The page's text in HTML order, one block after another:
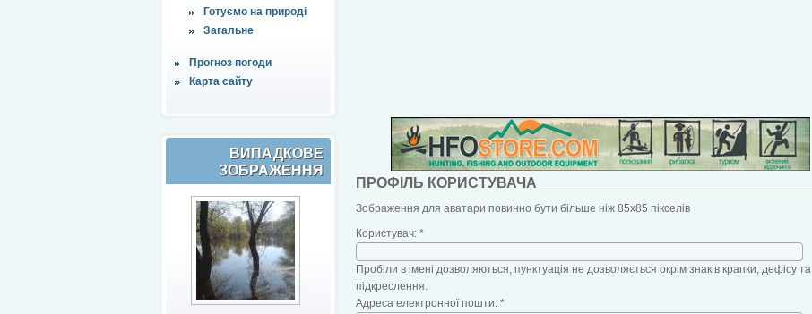
Готуємо на природі
Загальне
Прогноз погоди
Карта сайту
ВИПАДКОВЕ
ЗОБРАЖЕННЯ
ПРОФІЛЬ КОРИСТУВАЧА
Зображення для аватари повинно бути більше ніж 85x85 пікселів
Користувач: *
Пробіли в імені дозволяються, пунктуація не дозволяється окрім знаків крапки, дефісу та
підкреслення.
Адреса електронної пошти: *